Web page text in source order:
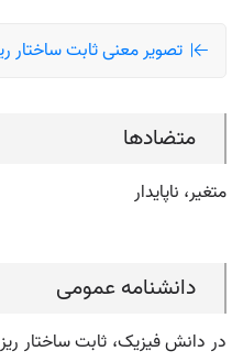
تصویر معنی ثابت ساختار
متضادها
متغیر، ناپایدار
دانشنامه عمومی
در دانش فیزیک، ثابت ساختار